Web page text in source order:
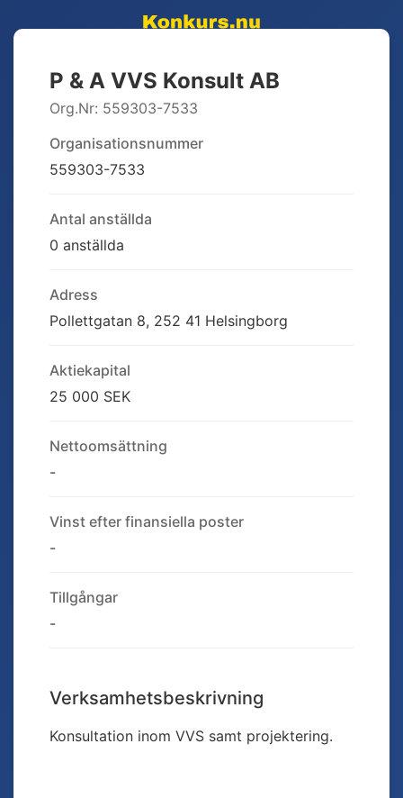
P & A VVS Konsult AB
Org.Nr: 559303-7533
Organisationsnummer
559303-7533
Antal anställda
0 anställda
Adress
Pollettgatan 8, 252 41 Helsingborg
Aktiekapital
25 000 SEK
Nettoomsättning
-
Vinst efter finansiella poster
-
Tillgångar
-
Verksamhetsbeskrivning
Konsultation inom VVS samt projektering.